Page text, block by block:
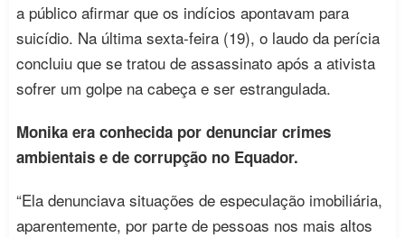
a público afirmar que os indícios apontavam para
suicídio. Na última sexta-feira (19), o laudo da perícia
concluiu que se tratou de assassinato após a ativista
sofrer um golpe na cabeça e ser estrangulada.
Monika era conhecida por denunciar crimes
ambientais e de corrupção no Equador.
“Ela denunciava situações de especulação imobiliária,
aparentemente, por parte de pessoas nos mais altos